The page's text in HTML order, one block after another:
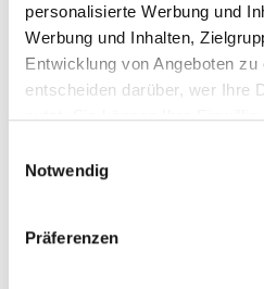
personalisierte Werbung und
Werbung und Inhalten,
Entwicklung von Angeboten zu
entscheiden darüber, wer Ihre
nutzt. Sie können Ihre
Trigger Symbol ändern oder
Informationen über
Notwendig
Präferenzen